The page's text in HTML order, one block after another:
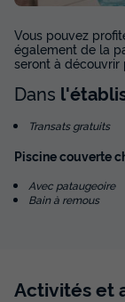
Vous pouvez
également de la
seront à découvrir
Dans
Transats gratuits
Piscine couverte
Avec pataugeoire
Bain à remous
Activités et